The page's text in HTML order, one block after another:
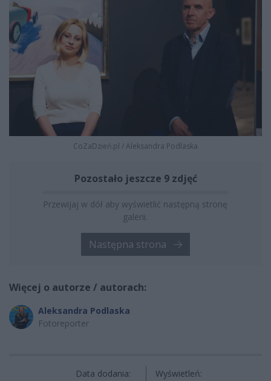
CoZaDzień.pl /Aleksandra Podlaska
Pozostało jeszcze 9 zdjęć
Przewijaj w dół aby wyświetlić następną stronę
galerii.
Następna strona
Więcej o autorze / autorach:
Aleksandra Podlaska
Fotoreporter
Data dodania:
Wyświetleń: